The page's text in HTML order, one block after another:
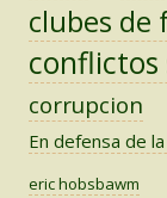
clubes de
conflictos
corrupcion
En defensa de la
eric hobsbawm